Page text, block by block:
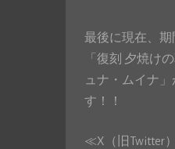
最後に現在、期
「復刻 夕焼け
ュナ・ムイナ
す！！
≪X（旧Twitter